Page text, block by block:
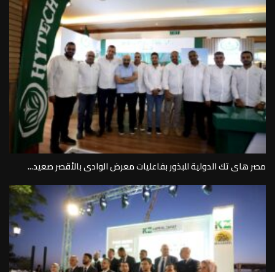
مصر هاى تك الدولية للبذور بفاعليات معرض الوادى بالأقصر صعيد...